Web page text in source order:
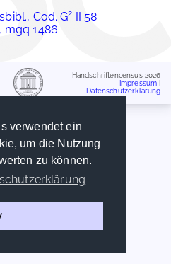
verwendet ein
um die Nutzung
zu können.
Cod. G2 II 58
mgq 1486
Handschriftencensus 2026
Impressum
Datenschutzerklärung